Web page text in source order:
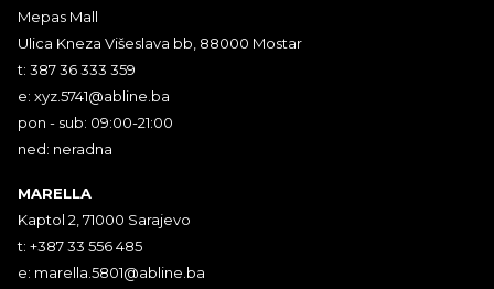
Mepas Mall
Ulica Kneza Višeslava bb, 88000 Mostar
t: 387 36 333 359
e: xyz.5741@abline.ba
pon - sub: 09:00-21:00
ned: neradna
MARELLA
Kaptol 2, 71000 Sarajevo
t: +387 33 556 485
e: marella.5801@abline.ba